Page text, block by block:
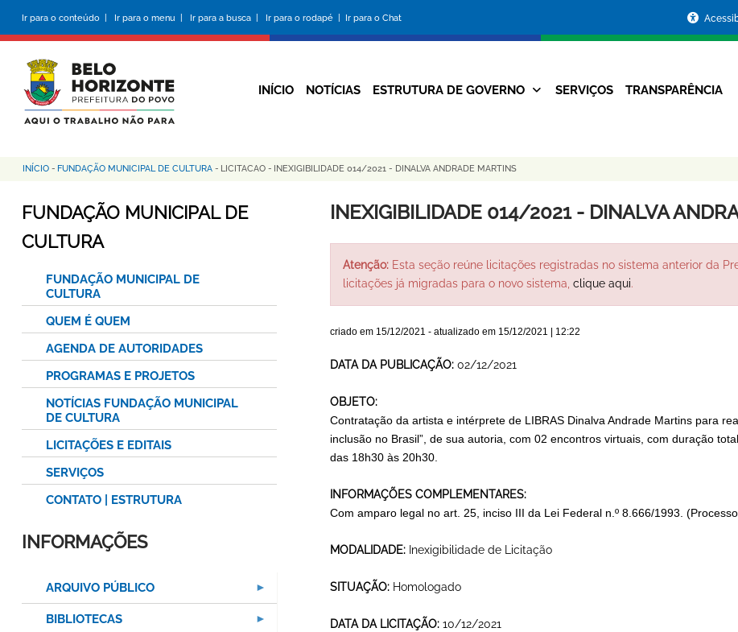
conteúdo
principal
Ir para o conteúdo | Ir para o menu | Ir para a busca | Ir para o rodapé | Ir para o Chat
da
Prefeitura
Navegação
INÍCIO NOTÍCIAS ESTRUTURA DE GOVERNO SERVIÇOS TRANSPARÊNCIA
Trilha
de
navegação
INÍCIO - FUNDAÇÃO MUNICIPAL DE CULTURA - LICITACAO - INEXIGIBILIDADE 014/2021 - DINALVA ANDRADE MARTINS
INEXIGIBILIDADE 014/2021 - DINALVA
Atenção:Esta seção reúne licitações registradas no sistema anterior da
licitações já migradas para o novo sistema, clique aqui.
criado em 15/12/2021 - atualizado em 15/12/2021 | 12:22
DATA DA PUBLICAÇÃO: 02/12/2021
OBJETO:
Contratação da artista e intérprete de LIBRAS Dinalva Andrade Martins para
inclusão no Brasil”, de sua autoria, com 02 encontros virtuais, com duração
das 18h30 às 20h30.
INFORMAÇÕES COMPLEMENTARES:
Com amparo legal no art. 25, inciso III da Lei Federal n.º 8.666/1993.
MODALIDADE: Inexigibilidade de Licitação
SITUAÇÃO: Homologado
DATA DA LICITAÇÃO: 10/12/2021
FUNDAÇÃO MUNICIPAL DE
CULTURA
FUNDAÇÃO MUNICIPAL DE
CULTURA
QUEM É QUEM
AGENDA DE AUTORIDADES
PROGRAMAS E PROJETOS
NOTÍCIAS FUNDAÇÃO MUNICIPAL
DE CULTURA
LICITAÇÕES E EDITAIS
SERVIÇOS
CONTATO | ESTRUTURA
INFORMAÇÕES
ARQUIVO PÚBLICO
BIBLIOTECAS